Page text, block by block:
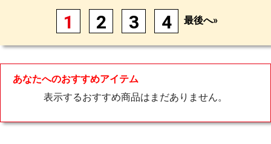
1 2 3 4 最後へ»
あなたへのおすすめアイテム
表示するおすすめ商品はまだありません。